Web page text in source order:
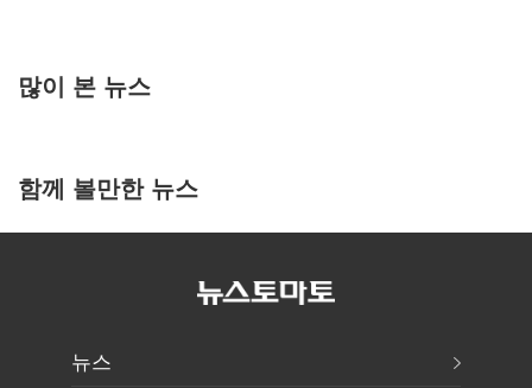
많이 본 뉴스
함께 볼만한 뉴스
뉴스